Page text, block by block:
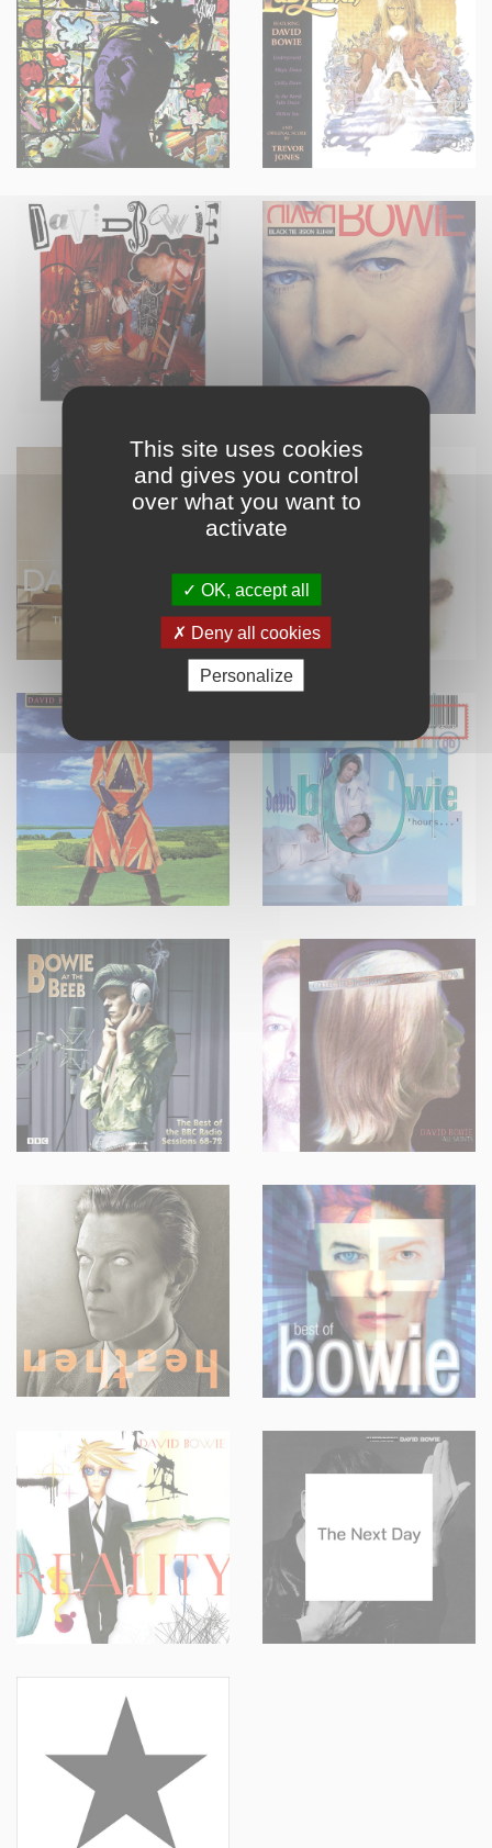
This site uses cookies
and gives you control
over what you want to
activate
OK, accept all
Deny all cookies
Personalize